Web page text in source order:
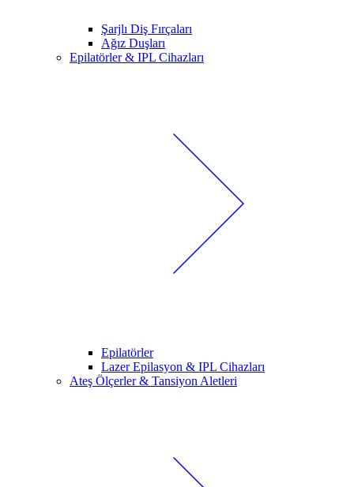
Şarjlı Diş Fırçaları
Ağız Duşları
Epilatörler & IPL Cihazları
Epilatörler
Lazer Epilasyon & IPL Cihazları
Ateş Ölçerler & Tansiyon Aletleri